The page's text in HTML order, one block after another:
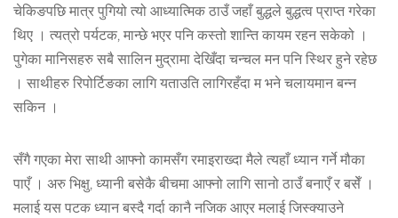
चेकिङपछि मात्र पुगियो त्यो आध्यात्मिक ठाउँ जहाँ बुद्धले बुद्धत्व प्राप्त गरेका
थिए । त्यत्रो पर्यटक, मान्छे भएर पनि कस्तो शान्ति कायम रहन सकेको ।
पुगेका मानिसहरु सबै सालिन मुद्रामा देखिँदा चन्चल मन पनि स्थिर हुने रहेछ
। साथीहरु रिपोर्टिङका लागि यताउति लागिरहँदा म भने चलायमान बन्न
सकिन ।
सँगै गएका मेरा साथी आफ्नो कामसँग रमाइराख्दा मैले त्यहाँ ध्यान गर्ने मौका
पाएँ । अरु भिक्षु, ध्यानी बसेकै बीचमा आफ्नो लागि सानो ठाउँ बनाएँ र बसेँ ।
मलाई यस पटक ध्यान बस्दै गर्दा कानै नजिक आएर मलाई जिस्क्याउने